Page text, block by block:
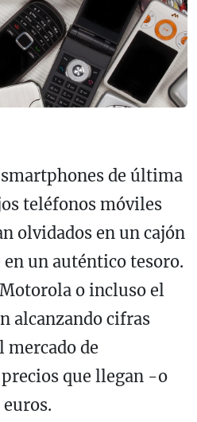
de última
teléfonos móviles
olvidados en un cajón
un auténtico tesoro.
o incluso el
alcanzando cifras
mercado de
que llegan -o